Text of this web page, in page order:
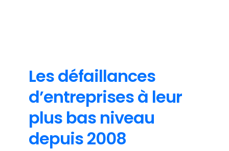
Les défaillances
d’entreprises à leur
plus bas niveau
depuis 2008